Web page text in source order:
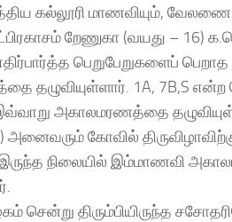
கல்லூரி மாணவியும், வேலணை
றேணுகா (வயது – 16)
பெறுபேறுகளைப்
தழுவியுள்ளார். 1A, 7B,S என்ற
அகாலமரணத்தை
அனைவரும் கோவில்
நிலையில் இம்மாணவி
சென்று திரும்பியிருந்த